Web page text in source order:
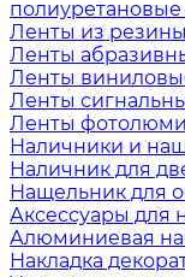
Ленты из резины
Ленты
Ленты
Ленты
Ленты
Наличники и
Наличник для
Нащельник для
Аксессуары для
Алюминиевая
Накладка